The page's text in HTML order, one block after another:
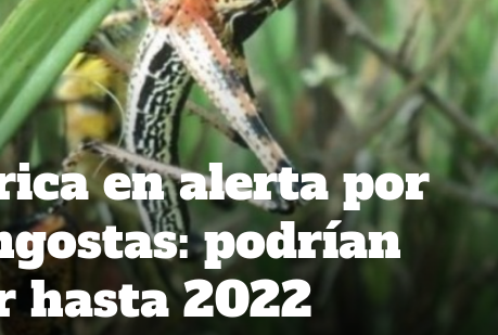
en alerta por
podrían
hasta 2022